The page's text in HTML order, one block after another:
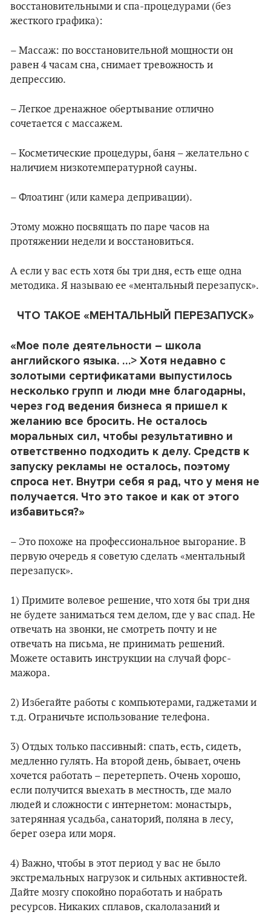
восстановительными и спа-процедурами (без
жесткого графика):
– Массаж: по восстановительной мощности он
равен 4 часам сна, снимает тревожность и
депрессию.
– Легкое дренажное обертывание отлично
сочетается с массажем.
– Косметические процедуры, баня – желательно с
наличием низкотемпературной сауны.
– Флоатинг (или камера депривации).
Этому можно посвящать по паре часов на
протяжении недели и восстановиться.
А если у вас есть хотя бы три дня, есть еще одна
методика. Я называю ее «ментальный перезапуск».
ЧТО ТАКОЕ «МЕНТАЛЬНЫЙ ПЕРЕЗАПУСК»
«Мое поле деятельности – школа
английского языка. …> Хотя недавно с
золотыми сертификатами выпустилось
несколько групп и люди мне благодарны,
через год ведения бизнеса я пришел к
желанию все бросить. Не осталось
моральных сил, чтобы результативно и
ответственно подходить к делу. Средств к
запуску рекламы не осталось, поэтому
спроса нет. Внутри себя я рад, что у меня не
получается. Что это такое и как от этого
избавиться?»
– Это похоже на профессиональное выгорание. В
первую очередь я советую сделать «ментальный
перезапуск».
1) Примите волевое решение, что хотя бы три дня
не будете заниматься тем делом, где у вас спад. Не
отвечать на звонки, не смотреть почту и не
отвечать на письма, не принимать решений.
Можете оставить инструкции на случай форс-
мажора.
2) Избегайте работы с компьютерами, гаджетами и
т.д. Ограничьте использование телефона.
3) Отдых только пассивный: спать, есть, сидеть,
медленно гулять. На второй день, бывает, очень
хочется работать – перетерпеть. Очень хорошо,
если получится выехать в местность, где мало
людей и сложности с интернетом: монастырь,
затерянная усадьба, санаторий, поляна в лесу,
берег озера или моря.
4) Важно, чтобы в этот период у вас не было
экстремальных нагрузок и сильных активностей.
Дайте мозгу спокойно поработать и набрать
ресурсов. Никаких сплавов, скалолазаний и